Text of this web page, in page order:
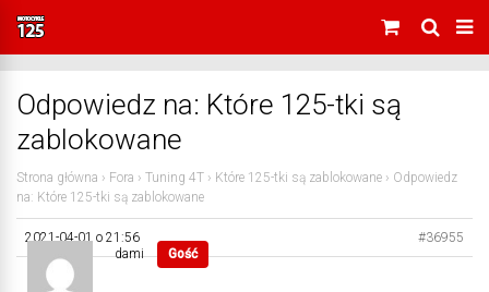
Odpowiedz na: Które 125-tki są
zablokowane
Strona główna › Fora › Tuning 4T › Które 125-tki są zablokowane › Odpowiedz
na: Które 125-tki są zablokowane
2021-04-01 o 21:56
#36955
dami
Gość